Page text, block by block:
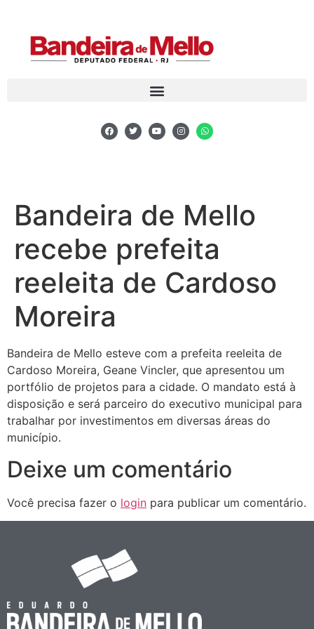
Bandeira de Mello
recebe prefeita
reeleita de Cardoso
Moreira
Bandeira de Mello esteve com a prefeita reeleita de
Cardoso Moreira, Geane Vincler, que apresentou um
portfólio de projetos para a cidade. O mandato está à
disposição e será parceiro do executivo municipal para
trabalhar por investimentos em diversas áreas do
município.
Deixe um comentário
Você precisa fazer o login para publicar um comentário.